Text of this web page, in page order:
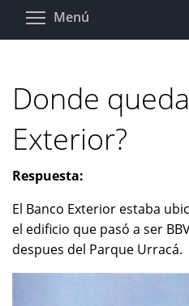
Pasar
Menú
Donde
Exterior?
Respuesta:
El Banco Exterior estaba
el edificio que pasó a ser
despues del Parque Urracá.